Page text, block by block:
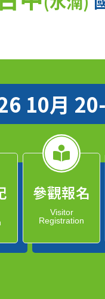
10月
參觀報名
Visitor
Registration